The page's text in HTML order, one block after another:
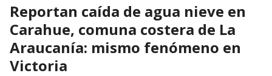
Reportan caída de agua nieve en
Carahue, comuna costera de La
Araucanía: mismo fenómeno en
Victoria